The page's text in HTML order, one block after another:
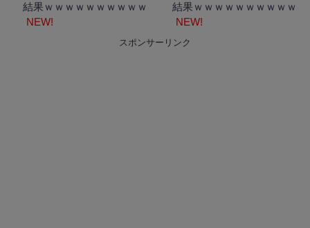
結果ｗｗｗｗｗｗｗｗｗｗ
NEW!
Powered by livedoor 相互
結果ｗｗｗｗｗｗｗｗｗｗ
NEW!
Powered by livedoor 相互
スポンサーリンク